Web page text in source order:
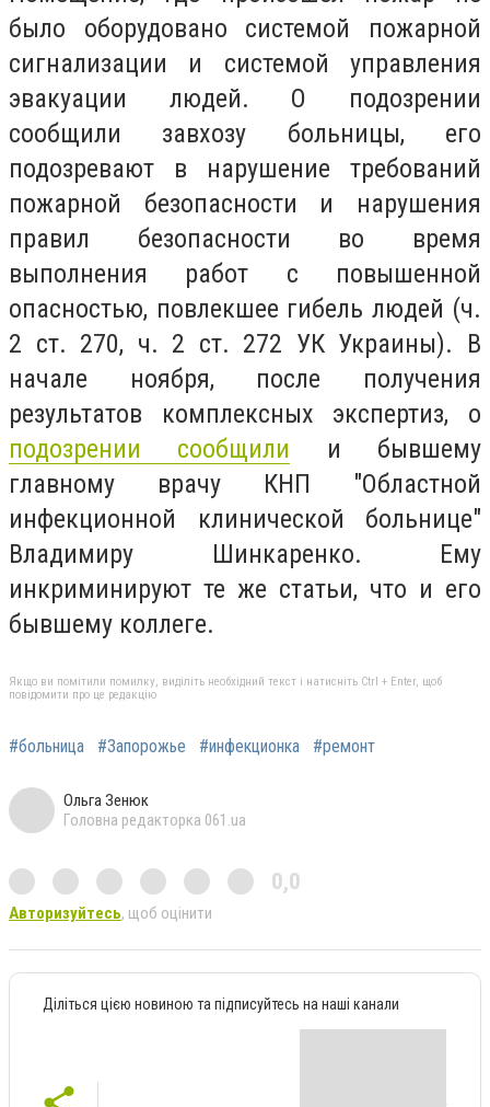
было оборудовано системой пожарной
сигнализации и системой управления
эвакуации людей. О подозрении
сообщили завхозу больницы, его
подозревают в нарушение требований
пожарной безопасности и нарушения
правил безопасности во время
выполнения работ с повышенной
опасностью, повлекшее гибель людей (ч.
2 ст. 270, ч. 2 ст. 272 УК Украины). В
начале ноября, после получения
результатов комплексных экспертиз, о
подозрении сообщили и бывшему
главному врачу КНП "Областной
инфекционной клинической больнице"
Владимиру Шинкаренко. Ему
инкриминируют те же статьи, что и его
бывшему коллеге.
Якщо ви помітили помилку, виділіть необхідний текст і натисніть Ctrl + Enter, щоб
повідомити про це редакцію
#больница #Запорожье #инфекционка #ремонт
Ольга Зенюк
Головна редакторка 061.ua
0,0
Авторизуйтесь, щоб оцінити
Діліться цією новиною та підписуйтесь на наші канали